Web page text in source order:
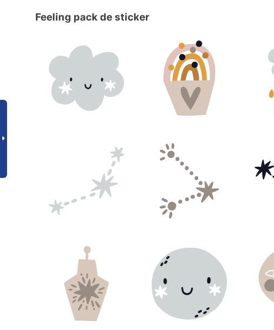
Feeling pack de sticker